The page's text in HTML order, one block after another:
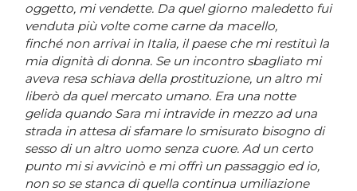
oggetto, mi vendette. Da quel giorno maledetto fui
venduta più volte come carne da macello,
finché non arrivai in Italia, il paese che mi restituì la
mia dignità di donna. Se un incontro sbagliato mi
aveva resa schiava della prostituzione, un altro mi
liberò da quel mercato umano. Era una notte
gelida quando Sara mi intravide in mezzo ad una
strada in attesa di sfamare lo smisurato bisogno di
sesso di un altro uomo senza cuore. Ad un certo
punto mi si avvicinò e mi offrì un passaggio ed io,
non so se stanca di quella continua umiliazione